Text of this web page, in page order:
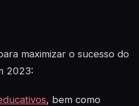
maximizar o sucesso do
2023:
, bem como